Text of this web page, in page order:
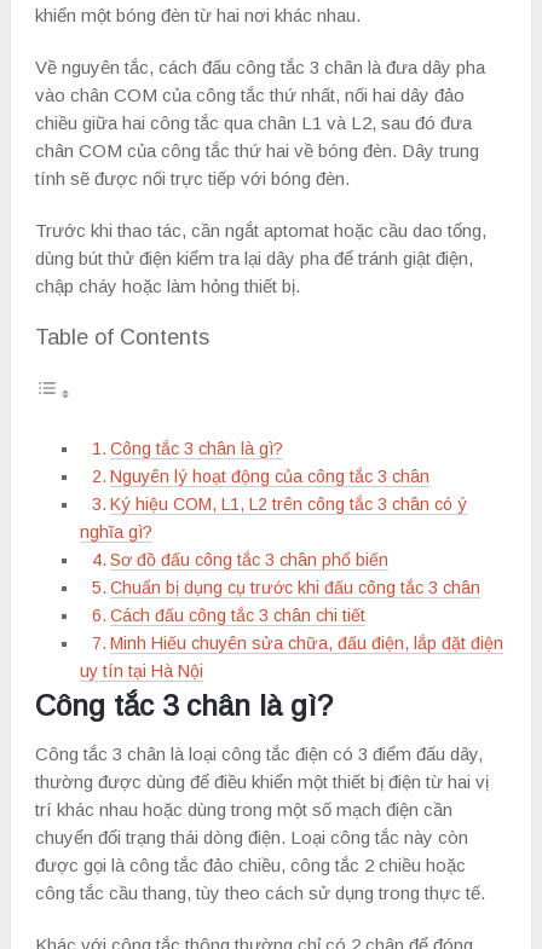
khiển một bóng đèn từ hai nơi khác nhau.
Về nguyên tắc, cách đấu công tắc 3 chân là đưa dây pha
vào chân COM của công tắc thứ nhất, nối hai dây đảo
chiều giữa hai công tắc qua chân L1 và L2, sau đó đưa
chân COM của công tắc thứ hai về bóng đèn. Dây trung
tính sẽ được nối trực tiếp với bóng đèn.
Trước khi thao tác, cần ngắt aptomat hoặc cầu dao tổng,
dùng bút thử điện kiểm tra lại dây pha để tránh giật điện,
chập cháy hoặc làm hỏng thiết bị.
Table of Contents
Công tắc 3 chân là gì?
Nguyên lý hoạt động của công tắc 3 chân
Ký hiệu COM, L1, L2 trên công tắc 3 chân có ý
nghĩa gì?
Sơ đồ đấu công tắc 3 chân phổ biến
Chuẩn bị dụng cụ trước khi đấu công tắc 3 chân
Cách đấu công tắc 3 chân chi tiết
Minh Hiếu chuyên sửa chữa, đấu điện, lắp đặt điện
uy tín tại Hà Nội
Công tắc 3 chân là gì?
Công tắc 3 chân là loại công tắc điện có 3 điểm đấu dây,
thường được dùng để điều khiển một thiết bị điện từ hai vị
trí khác nhau hoặc dùng trong một số mạch điện cần
chuyển đổi trạng thái dòng điện. Loại công tắc này còn
được gọi là công tắc đảo chiều, công tắc 2 chiều hoặc
công tắc cầu thang, tùy theo cách sử dụng trong thực tế.